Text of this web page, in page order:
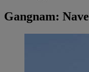
Gangnam: